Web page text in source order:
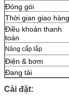
Đóng gói
Thời gian giao hàng
Điều khoản thanh
toán
Nâng cấp lắp
Điện & bơm
Đang tải
Cài đặt: